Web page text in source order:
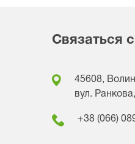
Связаться
45608,
вул.
+38 (066)